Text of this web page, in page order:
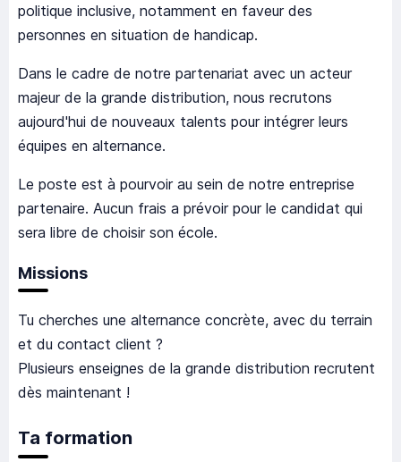
politique inclusive, notamment en faveur des
personnes en situation de handicap.
Dans le cadre de notre partenariat avec un acteur
majeur de la grande distribution, nous recrutons
aujourd'hui de nouveaux talents pour intégrer leurs
équipes en alternance.
Le poste est à pourvoir au sein de notre entreprise
partenaire. Aucun frais a prévoir pour le candidat qui
sera libre de choisir son école.
Missions
Tu cherches une alternance concrète, avec du terrain
et du contact client ?
Plusieurs enseignes de la grande distribution recrutent
dès maintenant !
Ta formation